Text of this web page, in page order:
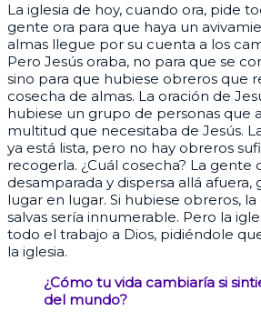
La iglesia de hoy, cuando ora, pide
gente ora para que haya un
almas llegue por su cuenta a los
Pero Jesús oraba, no para que se
sino para que hubiese obreros que
cosecha de almas. La oración de
hubiese un grupo de personas que
multitud que necesitaba de Jesús.
ya está lista, pero no hay obreros
recogerla. ¿Cuál cosecha? La gente
desamparada y dispersa allá afuera,
lugar en lugar. Si hubiese obreros,
salvas sería innumerable. Pero la
todo el trabajo a Dios, pidiéndole
la iglesia.
¿Cómo tu vida cambiaría si
del mundo?